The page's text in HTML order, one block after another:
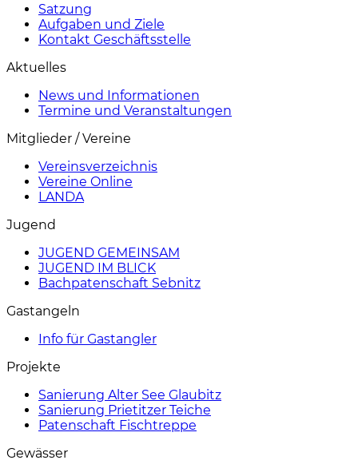
Satzung
Aufgaben und Ziele
Kontakt Geschäftsstelle
Aktuelles
News und Informationen
Termine und Veranstaltungen
Mitglieder / Vereine
Vereinsverzeichnis
Vereine Online
LANDA
Jugend
JUGEND GEMEINSAM
JUGEND IM BLICK
Bachpatenschaft Sebnitz
Gastangeln
Info für Gastangler
Projekte
Sanierung Alter See Glaubitz
Sanierung Prietitzer Teiche
Patenschaft Fischtreppe
Gewässer